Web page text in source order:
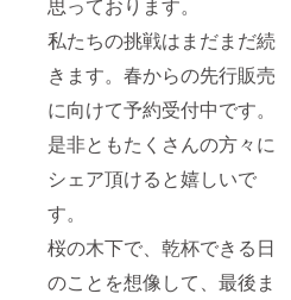
私たちの挑戦はまだまだ続
きます。春からの先行販売
に向けて予約受付中です。
是非ともたくさんの方々に
シェア頂けると嬉しいで
す。
桜の木下で、乾杯できる日
のことを想像して、最後ま